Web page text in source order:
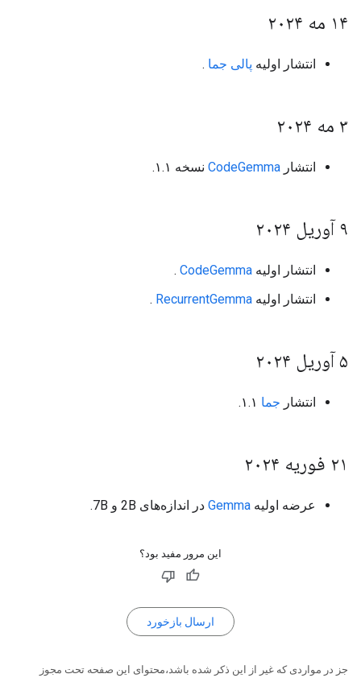
۱۴ مه ۲۰۲۴
انتشار اولیه پالی جما .
۳ مه ۲۰۲۴
انتشار CodeGemma نسخه ۱.۱.
۹ آوریل ۲۰۲۴
انتشار اولیه CodeGemma
.
انتشار اولیه RecurrentGemma
.
۵ آوریل ۲۰۲۴
انتشار جما
۲۱ فوریه ۲۰۲۴
عرضه اولیه Gemma در اندازه‌های 2B و 7B.
این مرور مفید بود؟
ارسال بازخورد
جز در مواردی که غیر از این ذکر شده باشد،‌محتوای این صفحه تحت مجوز